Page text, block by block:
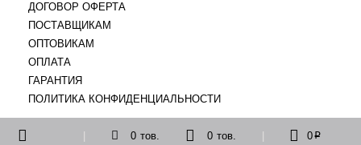
| 0 тов. 0 тов. | 0p
ДОГОВОР ОФЕРТА
ПОСТАВЩИКАМ
ОПТОВИКАМ
ОПЛАТА
ГАРАНТИЯ
ПОЛИТИКА КОНФИДЕНЦИАЛЬНОСТИ